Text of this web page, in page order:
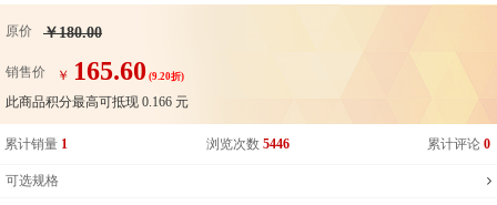
原价 ￥180.00
销售价 ￥ 165.60 (9.20折)
此商品积分最高可抵现 0.166 元
累计销量 1 浏览次数 5446 累计评论 0
可选规格